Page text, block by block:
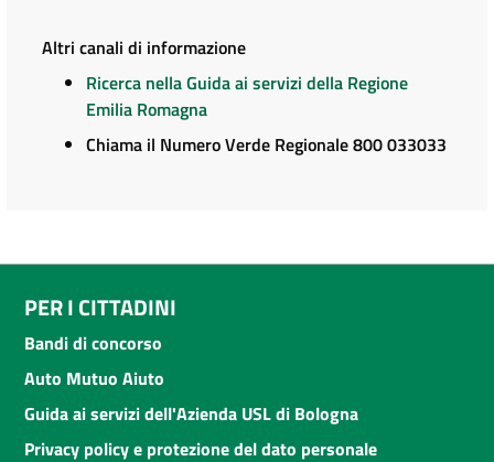
Altri canali di informazione
Ricerca nella Guida ai servizi della Regione
Emilia Romagna
Chiama il Numero Verde Regionale 800 033033
PER I CITTADINI
Bandi di concorso
Auto Mutuo Aiuto
Guida ai servizi dell'Azienda USL di Bologna
Privacy policy e protezione del dato personale